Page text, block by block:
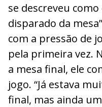
se descreveu
disparado da
com a pressão de
pela primeira vez.
a mesa final, ele
jogo. “Já estava
final, mas ainda